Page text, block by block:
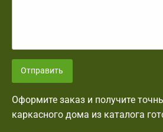
Отправить
Оформите заказ и получите
каркасного дома из каталога